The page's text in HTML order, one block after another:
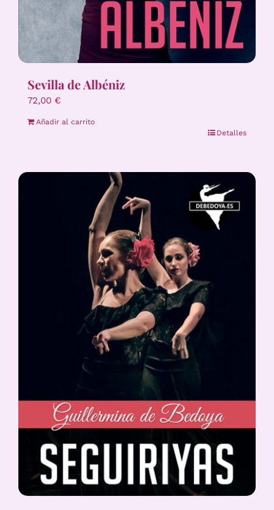
Sevilla de Albéniz
72,00 €
Añadir al carrito
Detalles